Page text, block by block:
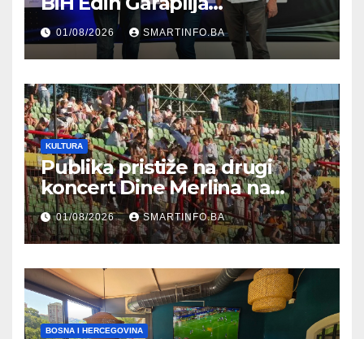
prisustvovao prezentaciji
Federalnog sajma
zapošljavanja
01/08/2026 SMARTINFO.BA
KULTURA
Publika pristiže na drugi
koncert Dine Merlina na
Koševu
01/08/2026 SMARTINFO.BA
BOSNA I HERCEGOVINA